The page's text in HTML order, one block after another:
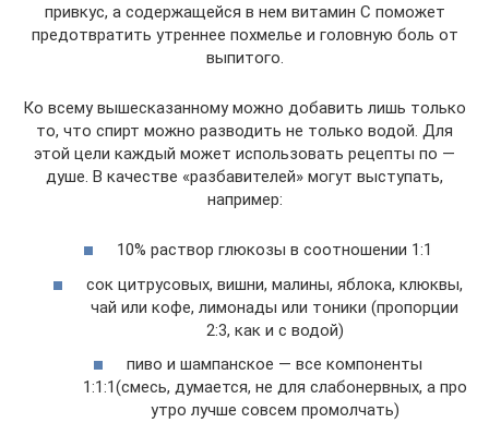
привкус, а содержащейся в нем витамин С поможет
предотвратить утреннее похмелье и головную боль от
выпитого.
Ко всему вышесказанному можно добавить лишь только
то, что спирт можно разводить не только водой. Для
этой цели каждый может использовать рецепты по —
душе. В качестве «разбавителей» могут выступать,
например:
10% раствор глюкозы в соотношении 1:1
сок цитрусовых, вишни, малины, яблока, клюквы,
чай или кофе, лимонады или тоники (пропорции
2:3, как и с водой)
пиво и шампанское — все компоненты
1:1:1(смесь, думается, не для слабонервных, а про
утро лучше совсем промолчать)